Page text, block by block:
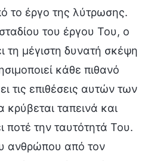
το έργο της λύτρωσης.
του έργου Του, ο
τη μέγιστη δυνατή σκέψη
κάθε πιθανό
τις επιθέσεις αυτών των
κρύβεται ταπεινά και
ποτέ την ταυτότητά Του.
ανθρώπου από τον